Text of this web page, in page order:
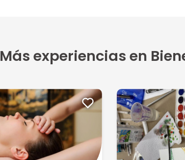
Más experiencias en